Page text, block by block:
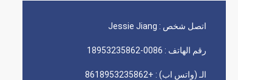
اتصل شخص : Jessie Jiang
رقم الهاتف : 0086-18953235862
الـ (واتس اب) : +8618953235862